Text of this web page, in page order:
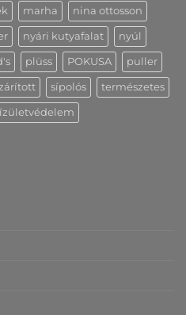
marha nina ottosson
nyári kutyafalat nyúl
plüss POKUSA puller
sípolós természetes
ízületvédelem